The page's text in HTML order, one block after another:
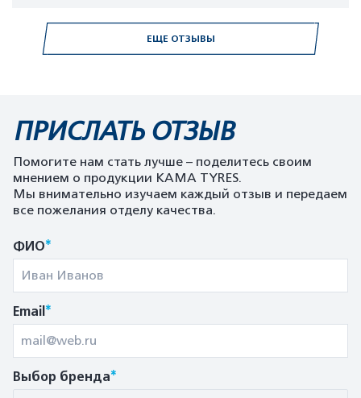
ЕЩЕ ОТЗЫВЫ
ПРИСЛАТЬ ОТЗЫВ
Помогите нам стать лучше – поделитесь своим
мнением о продукции KAMA TYRES.
Мы внимательно изучаем каждый отзыв и передаем
все пожелания отделу качества.
ФИО*
Email*
Выбор бренда*